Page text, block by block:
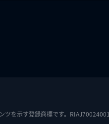
ツを示す登録商標です。RIAJ70024001